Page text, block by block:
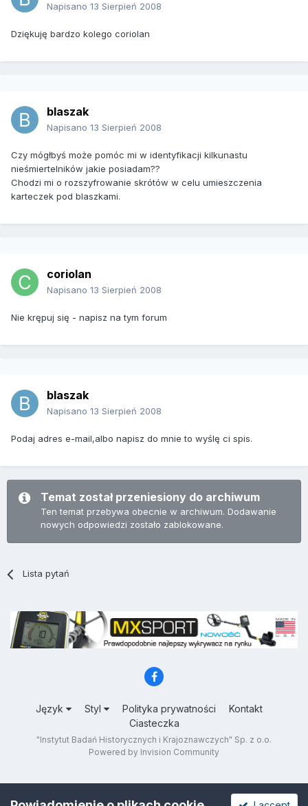
Napisano 13 Sierpień 2008
Dziękuję bardzo kolego coriolan
blaszak
Napisano 13 Sierpień 2008
Czy mógłbyś może pomóc mi w identyfikacji kilkunastu
nieśmiertelników jakie posiadam??
Chodzi mi o rozszyfrowanie skrótów w celu umieszczenia
karteczek pod blaszkami.
coriolan
Napisano 13 Sierpień 2008
Nie krępuj się - napisz na tym forum
blaszak
Napisano 13 Sierpień 2008
Podaj adres e-mail,albo napisz do mnie to wyślę ci spis.
Temat został przeniesiony do archiwum
Ten temat przebywa obecnie w archiwum. Dodawanie
nowych odpowiedzi zostało zablokowane.
Lista pytań
Język Styl Polityka prywatności
Kontakt
Ciasteczka
"Instytut Badań Historycznych i Krajoznawczych" Sp. z o.o.
Powered by Invision Community